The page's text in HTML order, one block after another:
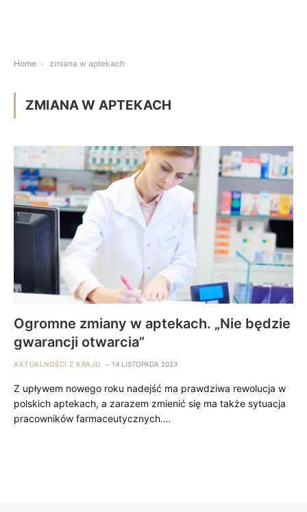
Home - zmiana w aptekach
ZMIANA W APTEKACH
Ogromne zmiany w aptekach. „Nie będzie
gwarancji otwarcia”
AKTUALNOŚCI Z KRAJU 14 LISTOPADA 2023
Z upływem nowego roku nadejść ma prawdziwa rewolucja w
polskich aptekach, a zarazem zmienić się ma także sytuacja
pracowników farmaceutycznych.…